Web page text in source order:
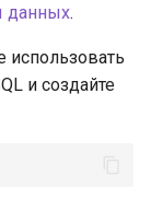
данных.
использовать
и создайте